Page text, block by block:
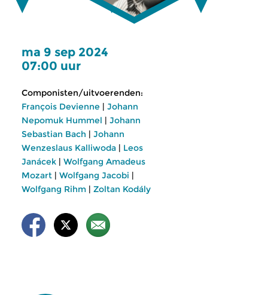
ma 9 sep 2024
07:00 uur
Componisten/uitvoerenden:
François Devienne | Johann
Nepomuk Hummel | Johann
Sebastian Bach | Johann
Wenzeslaus Kalliwoda | Leos
Janácek | Wolfgang Amadeus
Mozart | Wolfgang Jacobi |
Wolfgang Rihm | Zoltan Kodály